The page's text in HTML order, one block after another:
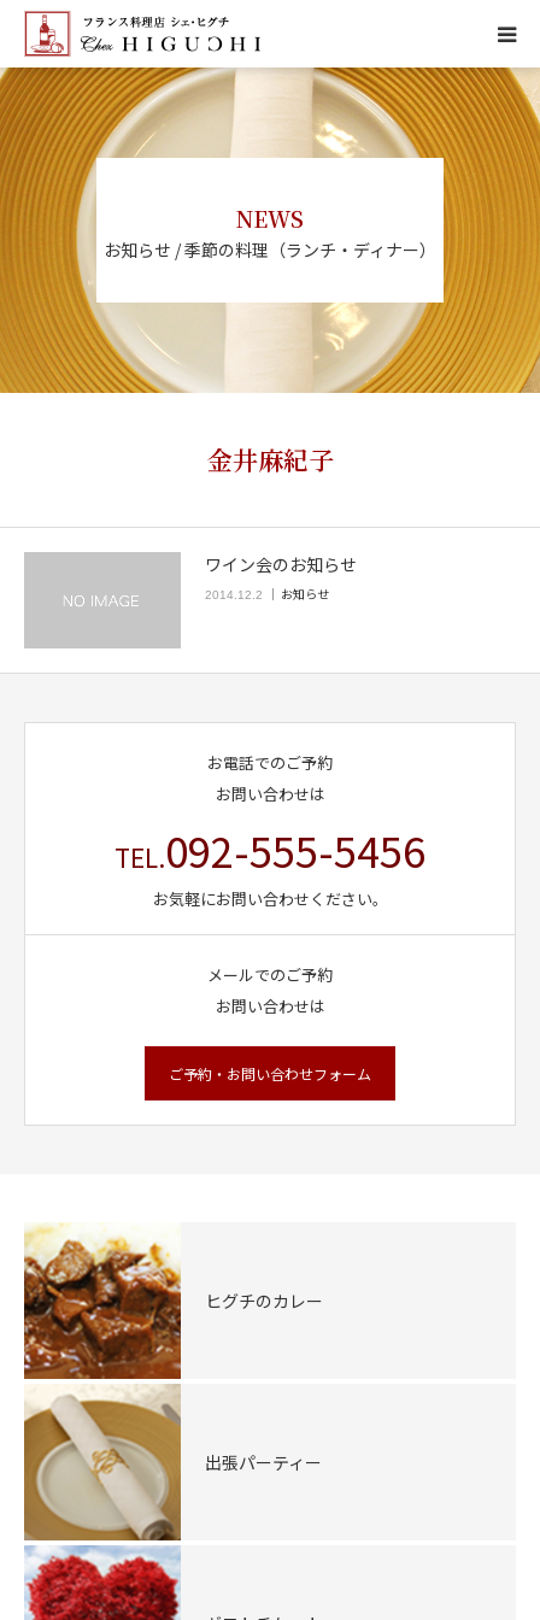
NEWS
お知らせ / 季節の料理（ランチ・ディナー）
金井麻紀子
ワイン会のお知らせ
2014.12.2 お知らせ
お電話でのご予約
お問い合わせは
TEL.092-555-5456
お気軽にお問い合わせください。
メールでのご予約
お問い合わせは
ご予約・お問い合わせフォーム
ヒグチのカレー
出張パーティー
HOME
CONCEPT
MENU
ACCESS
NEWS